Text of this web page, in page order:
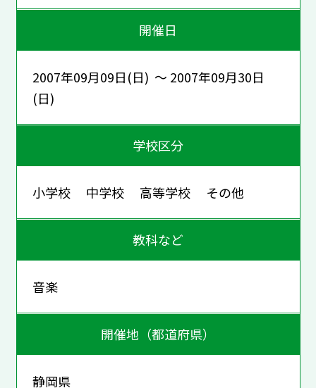
開催日
2007年09月09日(日) ～ 2007年09月30日
(日)
学校区分
小学校 中学校 高等学校 その他
教科など
音楽
開催地（都道府県）
静岡県